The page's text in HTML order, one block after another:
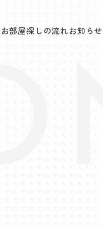
お部屋探しの流れお知らせ